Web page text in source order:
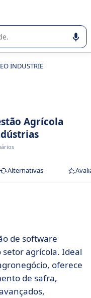
de software
INDUSTRIE
Agrícola
Alternativas
de software
agrícola. Ideal
oferece
de safra,